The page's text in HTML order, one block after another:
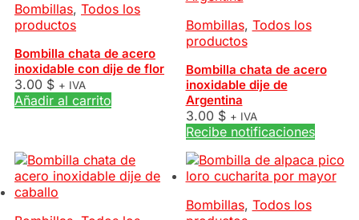
Bombillas, Todos los
productos
Bombilla chata de acero
inoxidable con dije de flor
3.00 $ + IVA
Añadir al carrito
Bombillas, Todos los
productos
Bombilla chata de acero
inoxidable dije de
Argentina
3.00 $ + IVA
Recibe notificaciones
Bombillas, Todos los